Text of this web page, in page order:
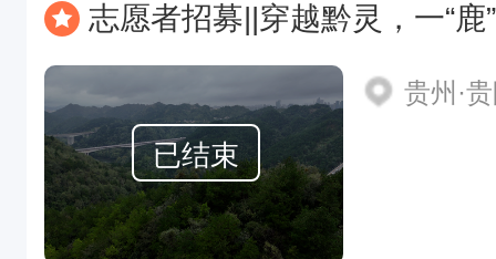
志愿者招募||穿越黔灵，一“鹿”冲关城市山地
已结束
贵州·